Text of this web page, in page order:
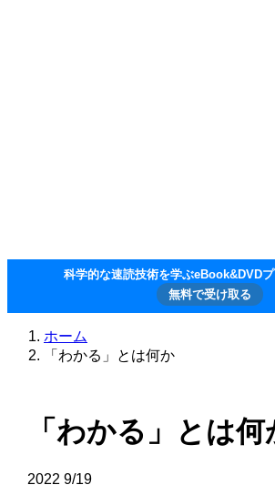
科学的な速読技術を学ぶeBook&DVDプ
無料で受け取る
ホーム
「わかる」とは何か
「わかる」とは何
2022 9/19